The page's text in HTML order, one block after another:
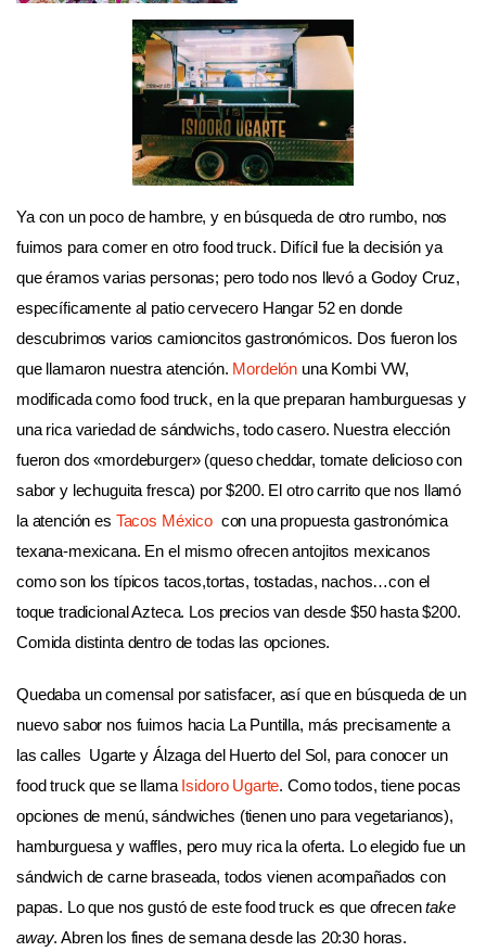
Ya con un poco de hambre, y en búsqueda de otro rumbo, nos
fuimos para comer en otro food truck. Difícil fue la decisión ya
que éramos varias personas; pero todo nos llevó a Godoy Cruz,
específicamente al patio cervecero Hangar 52 en donde
descubrimos varios camioncitos gastronómicos. Dos fueron los
que llamaron nuestra atención. Mordelón una Kombi VW,
modificada como food truck, en la que preparan hamburguesas y
una rica variedad de sándwichs, todo casero. Nuestra elección
fueron dos «mordeburger» (queso cheddar, tomate delicioso con
sabor y lechuguita fresca) por $200. El otro carrito que nos llamó
la atención es Tacos México con una propuesta gastronómica
texana-mexicana. En el mismo ofrecen antojitos mexicanos
como son los típicos tacos,tortas, tostadas, nachos…con el
toque tradicional Azteca. Los precios van desde $50 hasta $200.
Comida distinta dentro de todas las opciones.
Quedaba un comensal por satisfacer, así que en búsqueda de un
nuevo sabor nos fuimos hacia La Puntilla, más precisamente a
las calles Ugarte y Álzaga del Huerto del Sol, para conocer un
food truck que se llama Isidoro Ugarte. Como todos, tiene pocas
opciones de menú, sándwiches (tienen uno para vegetarianos),
hamburguesa y waffles, pero muy rica la oferta. Lo elegido fue un
sándwich de carne braseada, todos vienen acompañados con
papas. Lo que nos gustó de este food truck es que ofrecentake
away. Abren los fines de semana desde las 20:30 horas.